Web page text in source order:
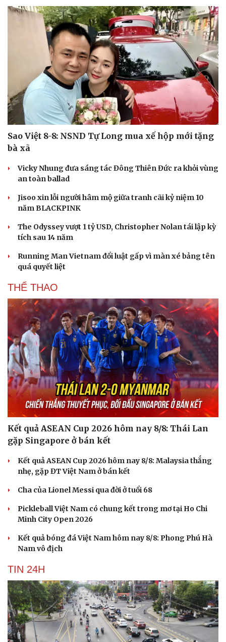
Săn Tour
check-in
Podcast
Câu chuyện thời sự
Đọc truyện đêm khuya
Cửa sổ tình yêu
Kể chuyện cho bé
Hạt giống tâm hồn
Sao Việt 8-8: NSND Tự Long mua xế hộp mới tặng
bà xã
Vicky Nhung đưa sáng tác Đông Thiên Đức ra khỏi vùng
an toàn ballad
Jisoo xin lỗi người hâm mộ giữa tranh cãi kỷ niệm 10
năm BLACKPINK
The Odyssey vượt 1 tỷ USD, Christopher Nolan tái lập kỳ
tích sau 14 năm
Running Man Vietnam đổi luật gấp vì màn xé bảng tên
quá quyết liệt
THỂ THAO
Kết quả ASEAN Cup 2026 hôm nay 8/8: Thái Lan
gặp Singapore ở bán kết
Kết quả ASEAN Cup 2026 hôm nay 8/8: Malaysia thắng
nhẹ, gặp ĐT Việt Nam ở bán kết
Cha của Lionel Messi qua đời ở tuổi 68
Pickleball Việt Nam có chung kết trong mơ tại Ho Chi
Minh City Open 2026
Kết quả bóng đá Việt Nam hôm nay 8/8: Phong Phú Hà
Nam vô địch
TIN 24H